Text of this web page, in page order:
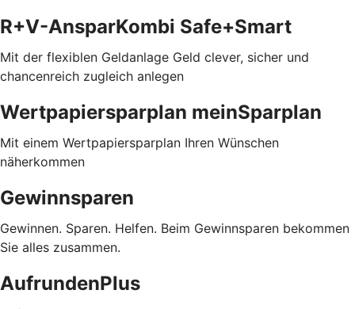
R+V-AnsparKombi Safe+Smart
Mit der flexiblen Geldanlage Geld clever, sicher und
chancenreich zugleich anlegen
Wertpapiersparplan meinSparplan
Mit einem Wertpapiersparplan Ihren Wünschen
näherkommen
Gewinnsparen
Gewinnen. Sparen. Helfen. Beim Gewinnsparen bekommen
Sie alles zusammen.
AufrundenPlus